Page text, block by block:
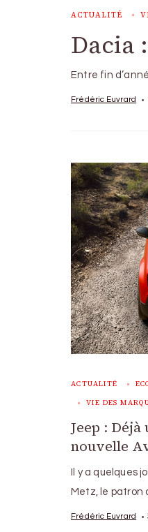
ACTUALITÉ
Dacia
Entre fin
Frédéric Euvrard
ACTUALITÉ
VIE DES
Jeep :
nouvelle
Il y a quelques
Metz, le patron
Frédéric Euvrard